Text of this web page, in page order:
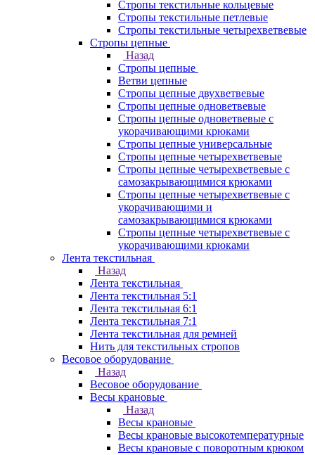
Стропы текстильные кольцевые
Стропы текстильные петлевые
Стропы текстильные четырехветвевые
Стропы цепные
Назад
Стропы цепные
Ветви цепные
Стропы цепные двухветвевые
Стропы цепные одноветвевые
Стропы цепные одноветвевые с
укорачивающими крюками
Стропы цепные универсальные
Стропы цепные четырехветвевые
Стропы цепные четырехветвевые с
самозакрывающимися крюками
Стропы цепные четырехветвевые с
укорачивающими и
самозакрывающимися крюками
Стропы цепные четырехветвевые с
укорачивающими крюками
Лента текстильная
Назад
Лента текстильная
Лента текстильная 5:1
Лента текстильная 6:1
Лента текстильная 7:1
Лента текстильная для ремней
Нить для текстильных стропов
Весовое оборудование
Назад
Весовое оборудование
Весы крановые
Назад
Весы крановые
Весы крановые высокотемпературные
Весы крановые с поворотным крюком